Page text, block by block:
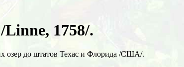
1758/.
озер до штатов Техас и Флорида /США/.